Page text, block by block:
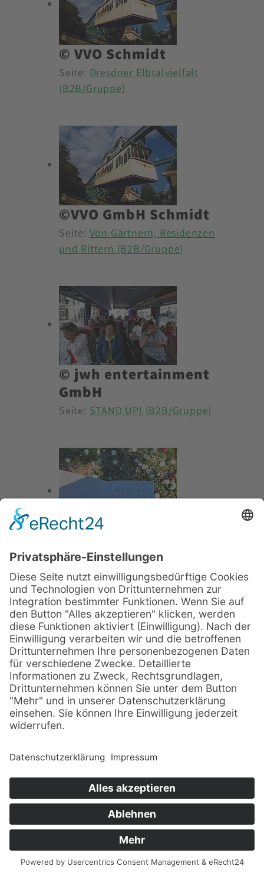
© VVO Schmidt
Seite: Dresdner Elbtalvielfalt
(B2B/Gruppe)
©VVO GmbH Schmidt
Seite: Von Gärtnern, Residenzen
und Rittern (B2B/Gruppe)
© jwh entertainment
GmbH
Seite: STAND UP! (B2B/Gruppe)
Seite:Farbenspiel im
Freiluftstudio (B2B)
©Augustus Tours
Seite:
Radreise Dresden -
©MGO mbH